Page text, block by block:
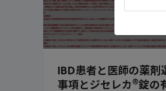
IBD患者と医師の薬剤
事項とジセレカ ®錠の